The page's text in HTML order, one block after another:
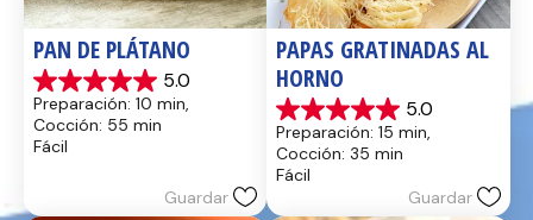
PAN DE PLÁTANO
5.0
5.0
de
5
estrellas.
Preparación: 10 min,
Cocción: 55 min
Fácil
Guardar
PAPAS GRATINADAS AL
HORNO
5.0
5.0
de
5
estrellas.
Preparación: 15 min,
Cocción: 35 min
Fácil
Guardar